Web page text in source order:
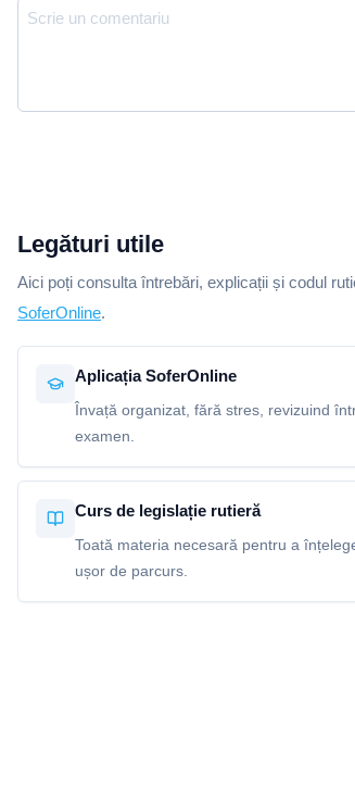
Legături utile
Aici poți consulta întrebări, explicații și codul
SoferOnline.
Aplicația SoferOnline
Învață organizat, fără stres, revizuind
examen.
Curs de legislație rutieră
Toată materia necesară pentru a
ușor de parcurs.